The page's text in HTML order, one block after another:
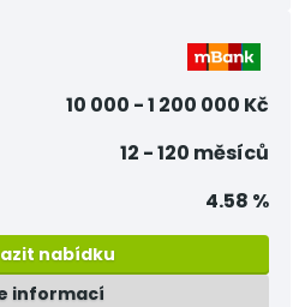
10 000 - 1 200 000 Kč
12 - 120 měsíců
4.58 %
nabídku
informací